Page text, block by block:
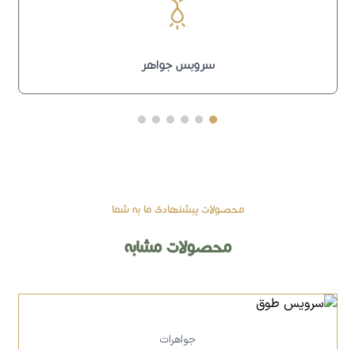
سرویس جواهر
محصولات پیشنهادی ما به شما
محصولات مشابه
جواهرات